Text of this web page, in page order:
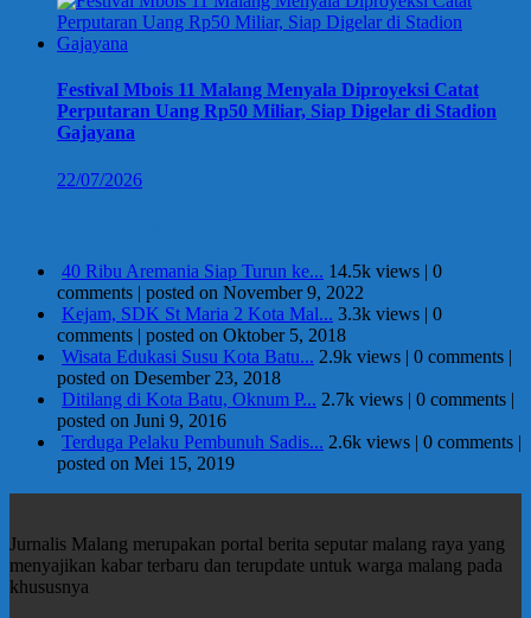
Festival Mbois 11 Malang Menyala Diproyeksi Catat
Perputaran Uang Rp50 Miliar, Siap Digelar di Stadion
Gajayana
22/07/2026
40 Ribu Aremania Siap Turun ke... 14.5k views | 0
comments | posted on November 9, 2022
Kejam, SDK St Maria 2 Kota Mal... 3.3k views | 0
comments | posted on Oktober 5, 2018
Wisata Edukasi Susu Kota Batu... 2.9k views | 0 comments |
posted on Desember 23, 2018
Ditilang di Kota Batu, Oknum P... 2.7k views | 0 comments |
posted on Juni 9, 2016
Terduga Pelaku Pembunuh Sadis... 2.6k views | 0 comments |
posted on Mei 15, 2019
Jurnalis Malang merupakan portal berita seputar malang raya yang
menyajikan kabar terbaru dan terupdate untuk warga malang pada
khususnya